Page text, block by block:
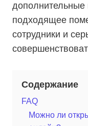
подходящее
сотрудники и
Содержание
FAQ
Можно ли